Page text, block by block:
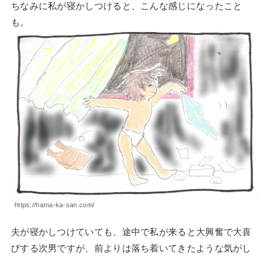
ちなみに私が寝かしつけると、こんな感じになったこと
も。
https://hama-ka-san.com/
夫が寝かしつけていても、途中で私が来ると大興奮で大喜
びする次男ですが、前よりは落ち着いてきたような気がし